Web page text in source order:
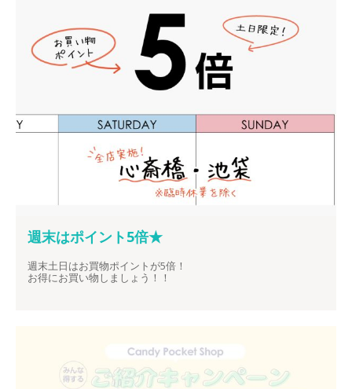
週末はポイント5倍★
週末土日はお買物ポイントが5倍！
お得にお買い物しましょう！！